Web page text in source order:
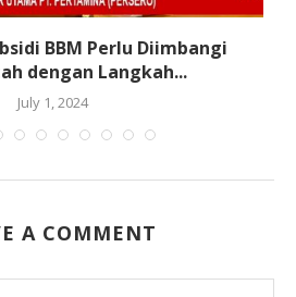
BBM Perlu Diimbangi
dengan Langkah...
July 1, 2024
A COMMENT